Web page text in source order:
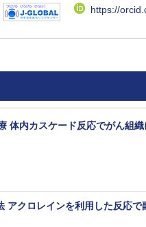
https://
体内カスケード反応でがん組
アクロレインを利用した反応